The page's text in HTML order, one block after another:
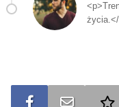
Udostępnij na FB
Wyślij